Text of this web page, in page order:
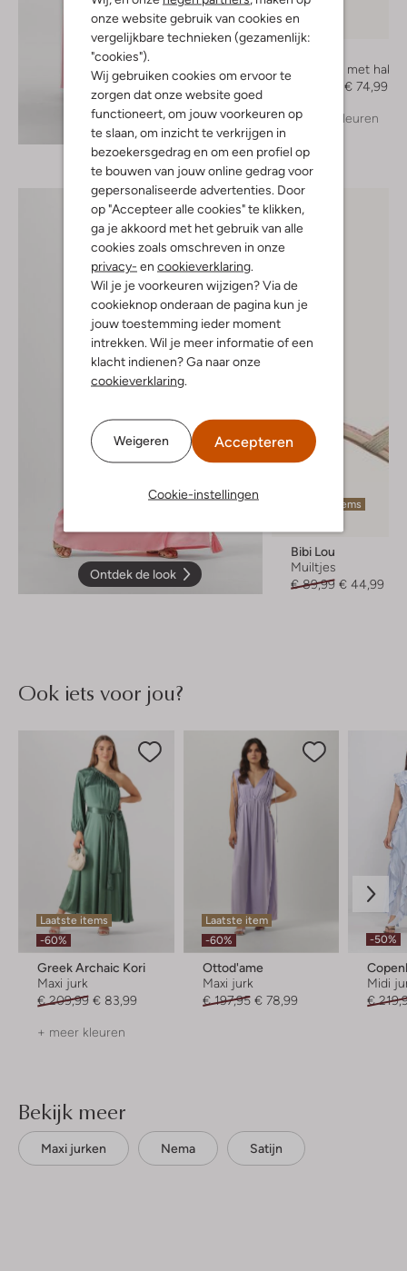
onze website gebruik van cookies en
vergelijkbare technieken (gezamenlijk:
"cookies").
Wij gebruiken cookies om ervoor te
zorgen dat onze website goed
functioneert, om jouw voorkeuren op
te slaan, om inzicht te verkrijgen in
bezoekersgedrag en om een profiel op
te bouwen van jouw online gedrag voor
gepersonaliseerde advertenties. Door
op "Accepteer alle cookies" te klikken,
ga je akkoord met het gebruik van alle
cookies zoals omschreven in onze
privacy- en cookieverklaring
Wil je je voorkeuren wijzigen? Via de
cookieknop onderaan de pagina kun je
jouw toestemming ieder moment
intrekken. Wil je meer informatie of een
klacht indienen? Ga naar onze
cookieverklaring
Weigeren Accepteren
Cookie-instellingen
Ontdek de look
-50%
Sandalen met hak
€ 74,99
+ meer kleuren
Ontdek de look
Laatste items
Bibi Lou
Muiltjes
€ 89,99 € 44,99
Ook iets voor jou?
Laatste items
-60%
Greek Archaic Kori
Maxi jurk
€ 209,99 € 83,99
+ meer kleuren
Laatste item
-60%
Ottod'ame
Maxi jurk
€ 197,95 € 78,99
-50%
Midi
€
Bekijk meer
Maxi jurken Nema Satijn